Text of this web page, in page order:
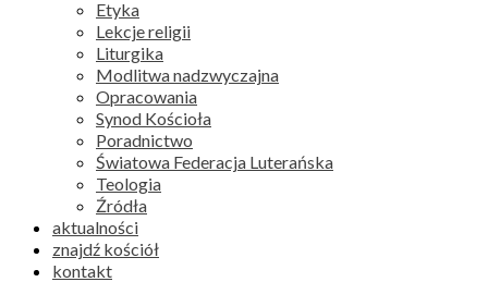
Etyka
Lekcje religii
Liturgika
Modlitwa nadzwyczajna
Opracowania
Synod Kościoła
Poradnictwo
Światowa Federacja Luterańska
Teologia
Źródła
aktualności
znajdź kościół
kontakt